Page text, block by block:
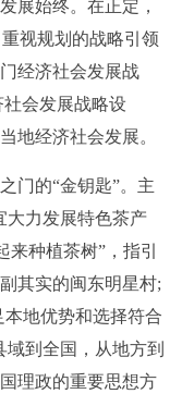
展始终。在正定，
视规划的战略引领
经济社会发展战
会发展战略设
地经济社会发展。
的“金钥匙”。主
大力发展特色茶产
来种植茶树”，指引
其实的闽东明星村;
本地优势和选择符合
到全国，从地方到
理政的重要思想方